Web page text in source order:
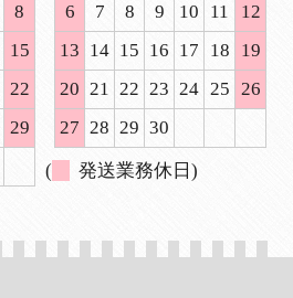
8
15
22
29
6
7 8 9 10 11
12
13 14 15 16 17 18
19
20 21 22 23 24 25 26
27 28 29 30
( 発送業務休日)